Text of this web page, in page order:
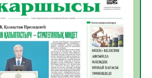
ауруларға қарсы иммундау
тиімділігі
46
туралы
42